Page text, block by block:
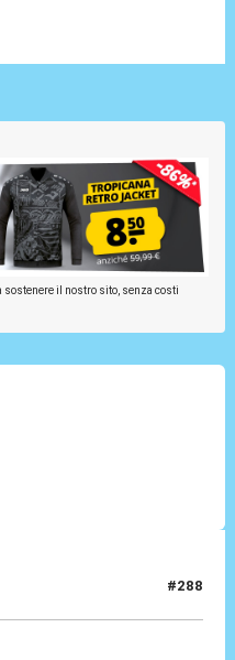
il nostro sito, senza costi
#288